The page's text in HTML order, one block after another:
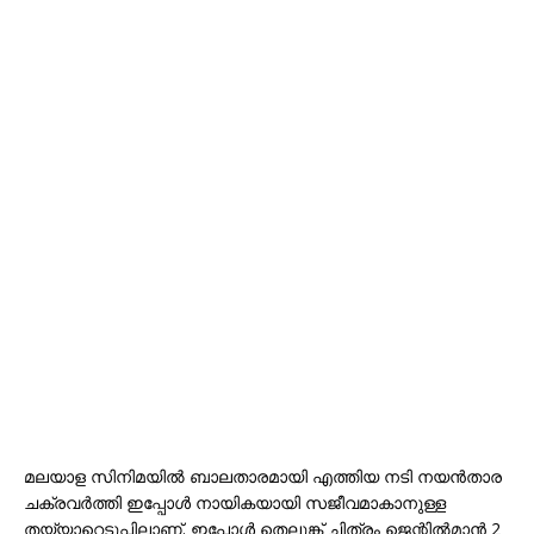
മലയാള സിനിമയിൽ ബാലതാരമായി എത്തിയ നടി നയൻതാര
ചക്രവർത്തി ഇപ്പോൾ നായികയായി സജീവമാകാനുള്ള
തയ്യാറെടുപ്പിലാണ്. ഇപ്പോൾ തെലുങ്ക് ചിത്രം ജെന്റിൽമാൻ 2